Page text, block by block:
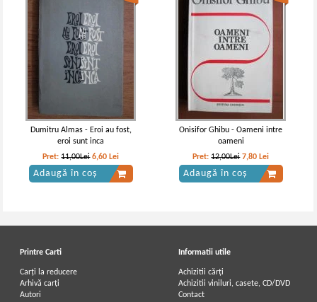
Dumitru Almas - Eroi au fost,
eroi sunt inca
Pret:11,00Lei 6,60 Lei
Adaugă în coș
Onisifor Ghibu - Oameni intre
oameni
Pret:12,00Lei 7,80 Lei
Adaugă în coș
Printre Carti
Carți la reducere
Arhivă carți
Autori
Informatii utile
Achizitii cărți
Achizitii viniluri, casete, CD/DVD
Contact